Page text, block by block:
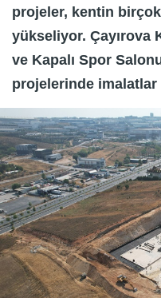
projeler, kentin birçok
yükseliyor. Çayırova
ve Kapalı Spor
projelerinde imalatlar